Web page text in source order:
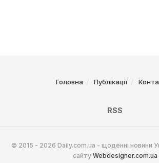
Головна Публікації
RSS
© 2015 - 2026 Daily.com.ua - щоденні новини
сайту Webdesigner.com.ua